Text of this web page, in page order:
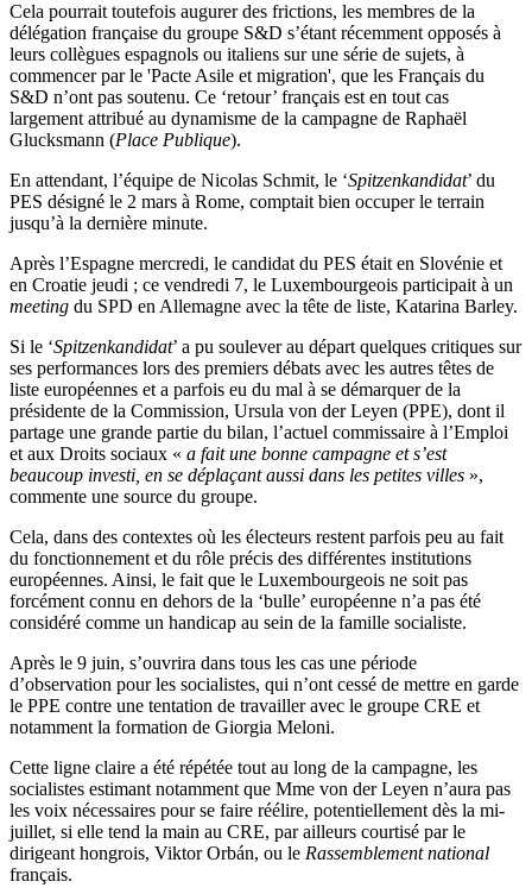
Cela pourrait toutefois augurer des frictions, les membres de la
délégation française du groupe S&D s’étant récemment opposés à
leurs collègues espagnols ou italiens sur une série de sujets, à
commencer par le 'Pacte Asile et migration', que les Français du
S&D n’ont pas soutenu. Ce ‘retour’ français est en tout cas
largement attribué au dynamisme de la campagne de Raphaël
Glucksmann (Place Publique).
En attendant, l’équipe de Nicolas Schmit, le ‘Spitzenkandidat’ du
PES désigné le 2 mars à Rome, comptait bien occuper le terrain
jusqu’à la dernière minute.
Après l’Espagne mercredi, le candidat du PES était en Slovénie et
en Croatie jeudi ; ce vendredi 7, le Luxembourgeois participait à un
meeting du SPD en Allemagne avec la tête de liste, Katarina Barley.
Si le ‘Spitzenkandidat’ a pu soulever au départ quelques critiques sur
ses performances lors des premiers débats avec les autres têtes de
liste européennes et a parfois eu du mal à se démarquer de la
présidente de la Commission, Ursula von der Leyen (PPE), dont il
partage une grande partie du bilan, l’actuel commissaire à l’Emploi
et aux Droits sociaux « a fait une bonne campagne et s’est
beaucoup investi, en se déplaçant aussi dans les petites villes »,
commente une source du groupe.
Cela, dans des contextes où les électeurs restent parfois peu au fait
du fonctionnement et du rôle précis des différentes institutions
européennes. Ainsi, le fait que le Luxembourgeois ne soit pas
forcément connu en dehors de la ‘bulle’ européenne n’a pas été
considéré comme un handicap au sein de la famille socialiste.
Après le 9 juin, s’ouvrira dans tous les cas une période
d’observation pour les socialistes, qui n’ont cessé de mettre en garde
le PPE contre une tentation de travailler avec le groupe CRE et
notamment la formation de Giorgia Meloni.
Cette ligne claire a été répétée tout au long de la campagne, les
socialistes estimant notamment que Mme von der Leyen n’aura pas
les voix nécessaires pour se faire réélire, potentiellement dès la mi-
juillet, si elle tend la main au CRE, par ailleurs courtisé par le
dirigeant hongrois, Viktor Orbán, ou le Rassemblement national
français.